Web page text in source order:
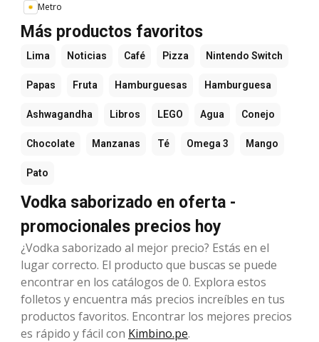
Metro
Más productos favoritos
Lima Noticias Café Pizza Nintendo Switch
Papas Fruta Hamburguesas Hamburguesa
Ashwagandha Libros LEGO Agua Conejo
Chocolate Manzanas Té Omega 3 Mango
Pato
Vodka saborizado en oferta -
promocionales precios hoy
¿Vodka saborizado al mejor precio? Estás en el
lugar correcto. El producto que buscas se puede
encontrar en los catálogos de 0. Explora estos
folletos y encuentra más precios increíbles en tus
productos favoritos. Encontrar los mejores precios
es rápido y fácil con Kimbino.pe.